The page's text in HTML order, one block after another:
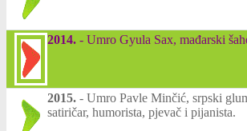
2014. - Umro Gyula Sax, mađarski
2015. - Umro Pavle Minčić, srpski
satiričar, humorista, pjevač i pijanista.